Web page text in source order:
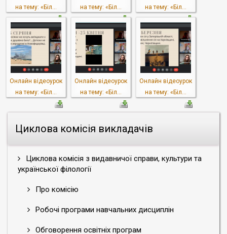
Циклова комісія викладачів
Циклова комісія з видавничої справи, культури та
української філології
Про комісію
Робочі програми навчальних дисциплін
Обговорення освітніх програм
на тему: «Біл...
на тему: «Біл...
на тему: «Біл...
Онлайн відеоурок
на тему: «Біл...
Онлайн відеоурок
на тему: «Біл...
Онлайн відеоурок
на тему: «Біл...